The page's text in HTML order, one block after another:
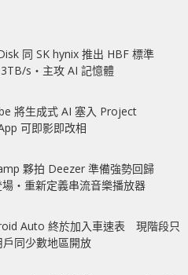
同 SK hynix 推出 HBF 標準
s‧主攻 AI 記憶體
將生成式 AI 塞入 Project
可即影即改相
夥拍 Deezer 準備強勢回歸
場‧重新定義串流音樂播放器
Auto 終於加入車速表 現階段只
同少數地區開放